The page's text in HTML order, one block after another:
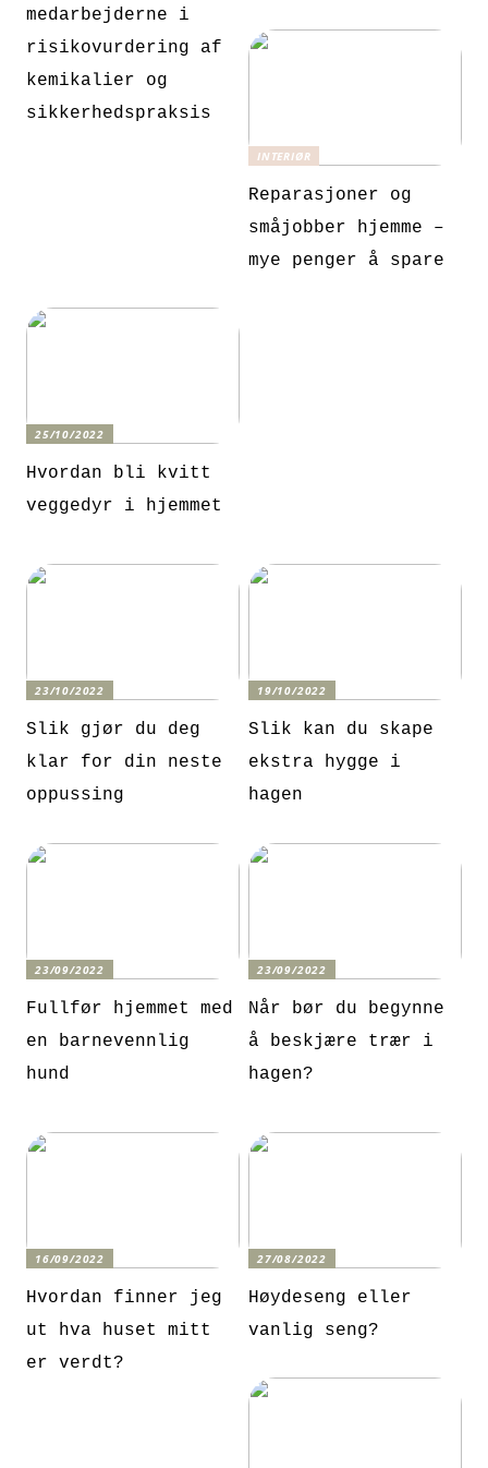
medarbejderne i
risikovurdering af
kemikalier og
sikkerhedspraksis
INTERIØR
Reparasjoner og
småjobber hjemme –
mye penger å spare
25/10/2022
Hvordan bli kvitt
veggedyr i hjemmet
23/10/2022
Slik gjør du deg
klar for din neste
oppussing
19/10/2022
Slik kan du skape
ekstra hygge i
hagen
23/09/2022
Fullfør hjemmet med
en barnevennlig
hund
23/09/2022
Når bør du begynne
å beskjære trær i
hagen?
16/09/2022
Hvordan finner jeg
ut hva huset mitt
er verdt?
27/08/2022
Høydeseng eller
vanlig seng?